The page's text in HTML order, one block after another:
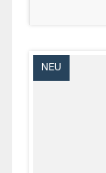
NEU